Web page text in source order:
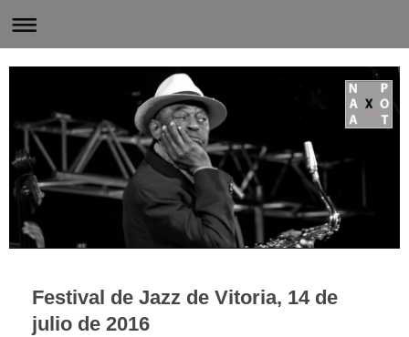
Festival de Jazz de Vitoria, 14 de
julio de 2016